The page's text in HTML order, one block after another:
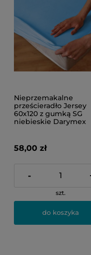
Nieprzemakalne
prześcieradło Jersey
60x120 z gumką SG
niebieskie Darymex
58,00 zł
-
szt.
do koszyka